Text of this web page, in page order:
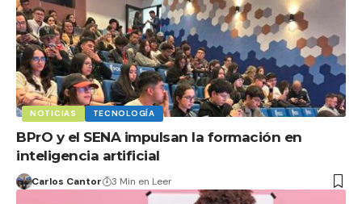
NOTICIAS TECNOLOGÍA
BPrO y el SENA impulsan la formación en
inteligencia artificial
Carlos Cantor 3 Min en Leer